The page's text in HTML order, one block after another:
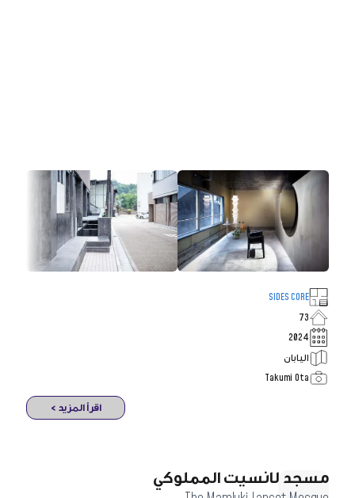
SIDES CORE
73
2024
اليابان
Takumi Ota
اقرأ المزيد >
مسجد لانسيت المملوكي